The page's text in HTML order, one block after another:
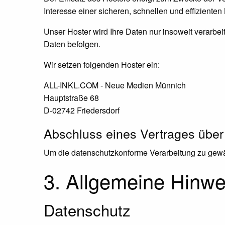
Interesse einer sicheren, schnellen und
Unser Hoster wird Ihre Daten nur insoweit
Daten befolgen.
Wir setzen folgenden Hoster ein:
ALL-INKL.COM - Neue Medien Münnich
Hauptstraße 68
D-02742 Friedersdorf
Abschluss eines Vertrages
Um die datenschutzkonforme Verarbeitung zu
3. Allgemeine
Datenschutz